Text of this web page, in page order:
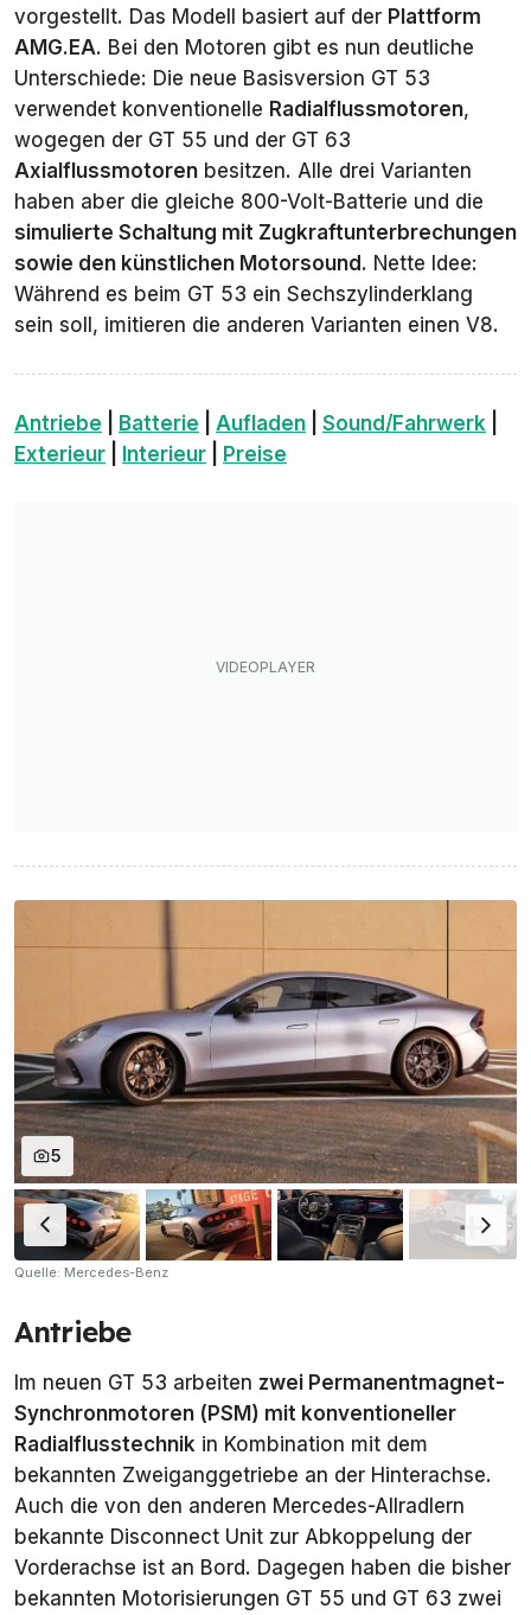
vorgestellt. Das Modell basiert auf der Plattform
AMG.EA. Bei den Motoren gibt es nun deutliche
Unterschiede: Die neue Basisversion GT 53
verwendet konventionelle Radialflussmotoren,
wogegen der GT 55 und der GT 63
Axialflussmotoren besitzen. Alle drei Varianten
haben aber die gleiche 800-Volt-Batterie und die
simulierte Schaltung mit Zugkraftunterbrechungen
sowie den künstlichen Motorsound . Nette Idee:
Während es beim GT 53 ein Sechszylinderklang
sein soll, imitieren die anderen Varianten einen V8.
Antriebe Batterie Aufladen Sound/Fahrwerk
Exterieur
Interieur Preise
5
Quelle: Mercedes-Benz
Antriebe
Im neuen GT 53 arbeiten zwei Permanentmagnet-
Synchronmotoren (PSM) mit konventioneller
Radialflusstechnik in Kombination mit dem
bekannten Zweiganggetriebe an der Hinterachse.
Auch die von den anderen Mercedes-Allradlern
bekannte Disconnect Unit zur Abkoppelung der
Vorderachse ist an Bord. Dagegen haben die bisher
bekannten Motorisierungen GT 55 und GT 63 zwei